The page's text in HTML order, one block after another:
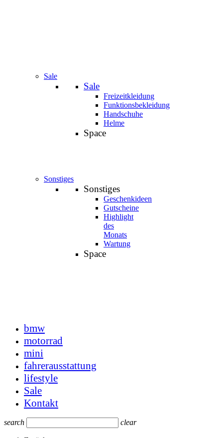
Sale
Sale
Freizeitkleidung
Funktionsbekleidung
Handschuhe
Helme
Space
Sonstiges
Sonstiges
Geschenkideen
Gutscheine
Highlight
des
Monats
Wartung
Space
bmw
motorrad
mini
fahrerausstattung
lifestyle
Sale
Kontakt
search clear